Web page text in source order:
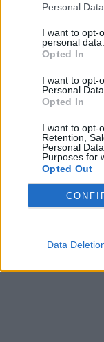
Personal
I want to opt-
personal data.
Opted In
I want to opt-
Personal Data.
Opted In
I want to opt-
Retention,
Personal
Purposes for
Opted Out
Data
Paroles +
Commentaires
Dire «merci»